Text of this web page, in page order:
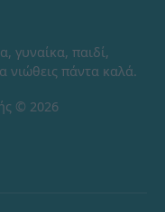
γυναίκα, παιδί,
νιώθεις πάντα καλά.
© 2026